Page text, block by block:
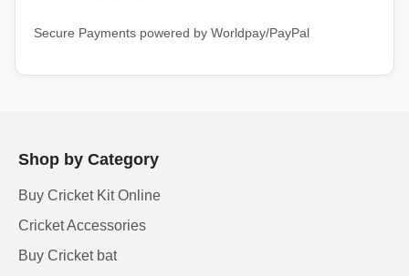
Secure Payments powered by Worldpay/PayPal
Shop by Category
Buy Cricket Kit Online
Cricket Accessories
Buy Cricket bat